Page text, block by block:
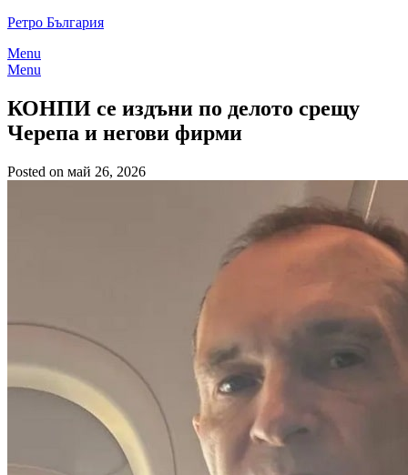
Skip
content
Ретро България
Menu
Menu
КОНПИ се издъни по делoто срещу
Черепа и негови фирми
Posted on май 26, 2026